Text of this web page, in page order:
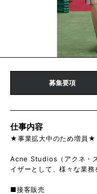
募集要項
仕事内容
★事業拡大中のため増員★
Acne Studios（アクネ・
イザーとして、様々な業務
■接客販売